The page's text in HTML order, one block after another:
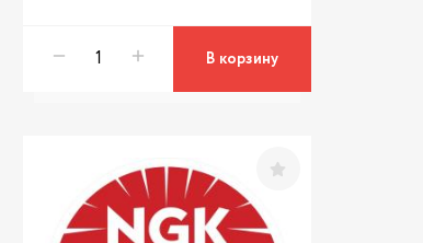
В корзину